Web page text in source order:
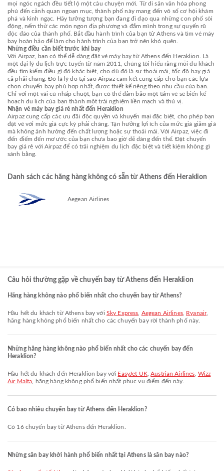
mọi ngóc ngách đều tiết lộ một câu chuyện mới. Từ di sản văn hóa phong
phú đến cảnh quan ngoạn mục, thành phố này mang đến vô số cơ hội khám
phá và kinh ngạc. Hãy tưởng tượng bạn đang đi dạo qua những con phố sôi
động, nếm thử các món ngon địa phương và đắm mình trong sự quyến rũ
độc đáo của thành phố. Bắt đầu hành trình của bạn từ Athens và tìm vé máy
bay hoàn hảo để làm cho hành trình của bạn trở nên khó quên.
Những điều cần biết trước khi bay
Với Airpaz, bạn có thể dễ dàng đặt vé máy bay từ Athens đến Heraklion. Là
một đại lý du lịch trực tuyến từ năm 2011, chúng tôi hiểu rằng mỗi du khách
đều tìm kiếm điều gì đó khác biệt, cho dù đó là sự thoải mái, tốc độ hay giá
cả phải chăng. Đó là lý do tại sao Airpaz cam kết cung cấp cho bạn các lựa
chọn chuyến bay phù hợp nhất, được thiết kế riêng theo nhu cầu của bạn.
Chỉ với một vài cú nhấp chuột, bạn có thể đảm bảo một tấm vé sẽ biến kế
hoạch du lịch của bạn thành một trải nghiệm liền mạch và thú vị.
Nhận vé máy bay giá rẻ nhất đến Heraklion
Airpaz cung cấp các ưu đãi độc quyền và khuyến mại đặc biệt, cho phép bạn
đặt vé với mức giá cực kỳ phải chăng. Tận hưởng lợi ích của mức giá giảm giá
mà không ảnh hưởng đến chất lượng hoặc sự thoải mái. Với Airpaz, việc đi
đến điểm đến mơ ước của bạn chưa bao giờ dễ dàng đến thế. Đặt chuyến
bay giá rẻ với Airpaz để có trải nghiệm du lịch đặc biệt và tiết kiệm không gì
sánh bằng.
Danh sách các hãng hàng không có sẵn từ Athens đến Heraklion
Aegean Airlines
Câu hỏi thường gặp về chuyến bay từ Athens đến Heraklion
Hãng hàng không nào phổ biến nhất cho chuyến bay từ Athens?
Hầu hết du khách từ Athens bay với Sky Express Aegean Airlines, Ryanair,
hãng hàng không phổ biến nhất cho các chuyến bay rời thành phố này.
Những hãng hàng không nào phổ biến nhất cho các chuyến bay đến
Heraklion?
Hầu hết du khách đến Heraklion bay với EasyJet UK,Austrian Airlines Wizz
Air Malta , hãng hàng không phổ biến nhất phục vụ điểm đến này.
Có bao nhiêu chuyến bay từ Athens đến Heraklion?
Có 16 chuyến bay từ Athens đến Heraklion.
Những sân bay khởi hành phổ biến nhất tại Athens là sân bay nào?